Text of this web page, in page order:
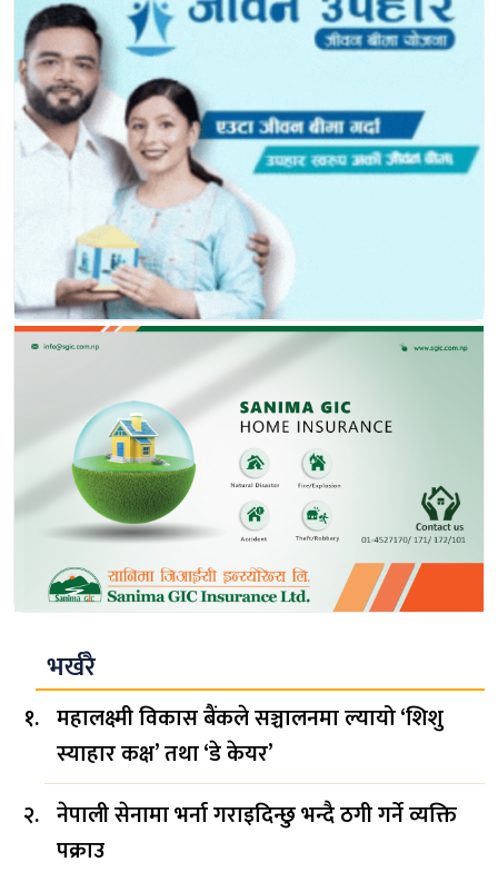
भर्खरै
महालक्ष्मी विकास बैंकले सञ्चालनमा ल्यायो ‘शिशु
स्याहार कक्ष’ तथा ‘डे केयर’
नेपाली सेनामा भर्ना गराइदिन्छु भन्दै ठगी गर्ने व्यक्ति
पक्राउ